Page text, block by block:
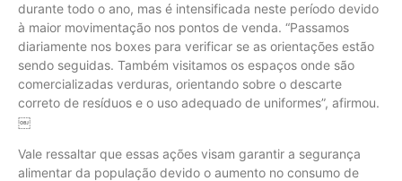
durante todo o ano, mas é intensificada neste período devido
à maior movimentação nos pontos de venda. “Passamos
diariamente nos boxes para verificar se as orientações estão
sendo seguidas. Também visitamos os espaços onde são
comercializadas verduras, orientando sobre o descarte
correto de resíduos e o uso adequado de uniformes”, afirmou.
￼
Vale ressaltar que essas ações visam garantir a segurança
alimentar da população devido o aumento no consumo de